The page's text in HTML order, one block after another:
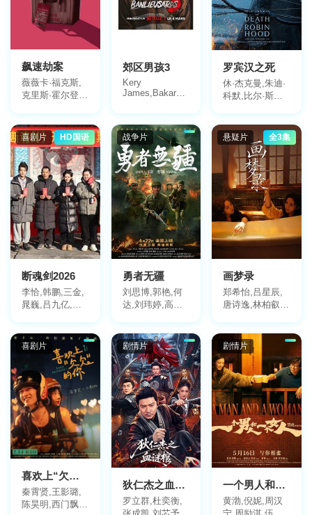
飙速劫案
薇薇卡·福克斯,
克里斯·霍尔登-
郊区男孩3
Kery
James,Bakary
Diombera,Jammeh
Diangana
罗宾汉之死
休·杰克曼,朱迪·
科默,比尔·斯卡
特,菲丝·德拉尼,
阿尔菲·劳利斯,
以利亚·昂格瓦
里,Fintan
Shevlin,塔比莎·
史密斯,博·汤普
森,Asher De
Silva
喜剧片 HD国语
断魂剑2026
李恰,韩鹏,三金,
晁巍,吕九亿,泽
战争片
勇者无疆
刘思博,郭艳,何
达,刘玮婷,高文,
悬疑片 全3集
画梦录
郑希怡,吕星辰,
唐诗逸,林柏叡,
喜剧片
喜欢上“欠欠”的你
秦霄贤,王影璐,
陈昊明,西门飘
剧情片
狄仁杰之血谜棺
罗立群,杜奕衡,
剧情片
一个男人和一个女人2026
黄渤,倪妮,周汉